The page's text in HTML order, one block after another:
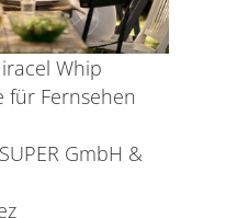
Whip
für Fernsehen
GmbH &